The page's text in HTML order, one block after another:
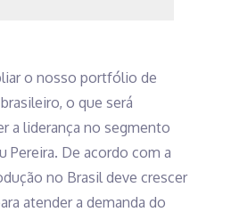
o nosso portfólio de
o que será
a liderança no segmento
Pereira. De acordo com a
no Brasil deve crescer
atender a demanda do